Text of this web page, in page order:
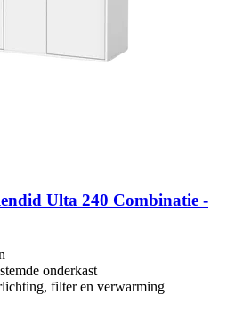
Ulta 240 Combinatie -​
onderkast
filter en verwarming